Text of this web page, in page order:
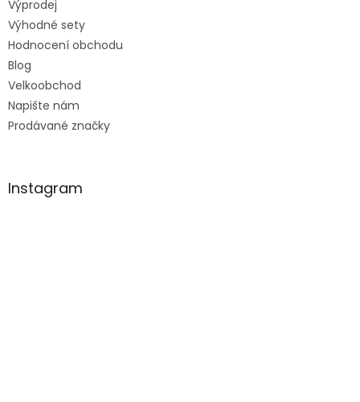
Výprodej
Výhodné sety
Hodnocení obchodu
Blog
Velkoobchod
Napište nám
Prodávané značky
Instagram